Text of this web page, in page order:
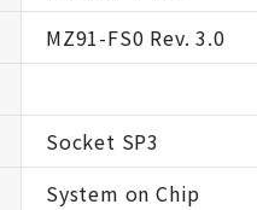
MZ91-FS0 Rev. 3.0
Socket SP3
System on Chip